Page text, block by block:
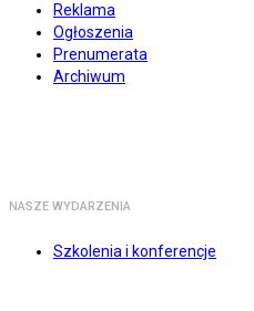
Reklama
Ogłoszenia
Prenumerata
Archiwum
NASZE WYDARZENIA
Szkolenia i konferencje